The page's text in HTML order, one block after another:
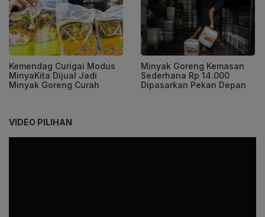
Kemendag Curigai Modus
MinyaKita Dijual Jadi
Minyak Goreng Curah
Minyak Goreng Kemasan
Sederhana Rp 14.000
Dipasarkan Pekan Depan
VIDEO PILIHAN